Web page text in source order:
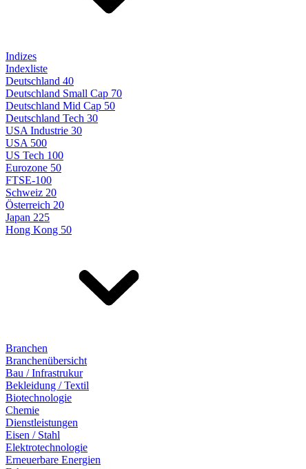
Indizes
Indexliste
Deutschland 40
Deutschland Small Cap 70
Deutschland Mid Cap 50
Deutschland Tech 30
USA Industrie 30
USA 500
US Tech 100
Eurozone 50
FTSE-100
Schweiz 20
Österreich 20
Japan 225
Hong Kong 50
Branchen
Branchenübersicht
Bau / Infrastrukur
Bekleidung / Textil
Biotechnologie
Chemie
Dienstleistungen
Eisen / Stahl
Elektrotechnologie
Erneuerbare Energien